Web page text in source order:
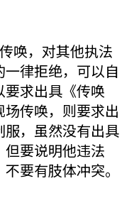
唤，对其他执法
律拒绝，可以自
求出具《传唤
传唤，则要求出
，虽然没有出具
要说明他违法
要有肢体冲突。